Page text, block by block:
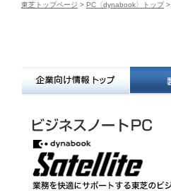
東芝トップページ > PC〈dynabook〉トップ>